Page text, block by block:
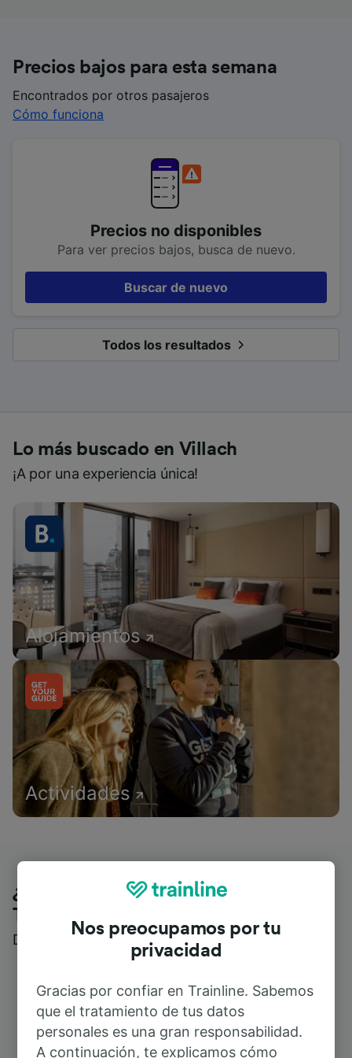
Precios bajos para esta semana
Encontrados por otros pasajeros
Cómo funciona
Precios no disponibles
Para ver precios bajos, busca de nuevo.
Buscar de nuevo
Todos los resultados
Lo más buscado en Villach
¡A por una experiencia única!
Alojamientos
Actividades
¿Qué piensan nuestros clientes de
Trainline?
Descubre reseñas reales de nuestros viajeros
Nos preocupamos por tu
privacidad
Gracias por confiar en Trainline. Sabemos
que el tratamiento de tus datos
personales es una gran responsabilidad.
A continuación, te explicamos cómo